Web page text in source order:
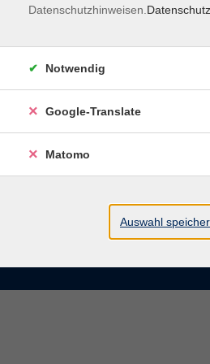
96450 Coburg
info@vhs-coburg.de
Tel: 09561 8825-0
Datenschutzhinweisen. Datenschutz
Notwendig
Google-Translate
Matomo
Auswahl